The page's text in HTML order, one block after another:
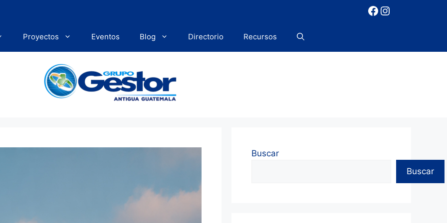
Facebook
Instagram
Proyectos Eventos Blog Directorio Recursos
Buscar
Buscar